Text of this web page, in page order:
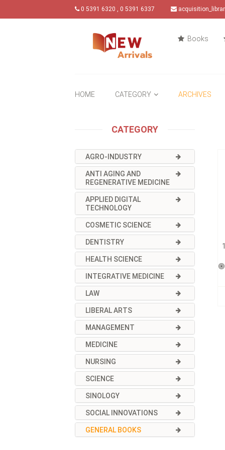
0 5391 6320 , 0 5391 6337
Books
HOME CATEGORY ARCHIVES
CATEGORY
AGRO-INDUSTRY
ANTI AGING AND
REGENERATIVE MEDICINE
APPLIED DIGITAL
TECHNOLOGY
COSMETIC SCIENCE
DENTISTRY
HEALTH SCIENCE
INTEGRATIVE MEDICINE
LAW
LIBERAL ARTS
MANAGEMENT
MEDICINE
NURSING
SCIENCE
SINOLOGY
SOCIAL INNOVATIONS
GENERAL BOOKS